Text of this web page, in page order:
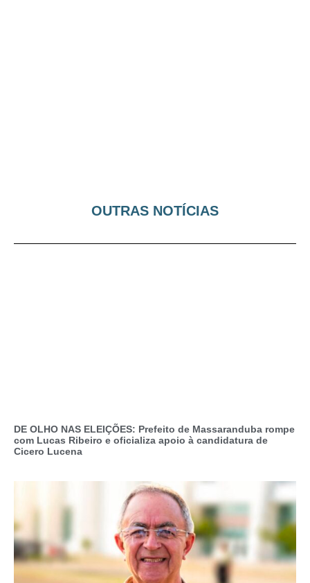
OUTRAS NOTÍCIAS
DE OLHO NAS ELEIÇÕES: Prefeito de Massaranduba rompe
com Lucas Ribeiro e oficializa apoio à candidatura de
Cicero Lucena